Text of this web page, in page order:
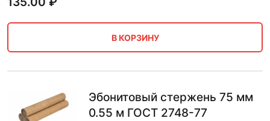
В КОРЗИНУ
Эбонитовый стержень 75 мм
0.55 м ГОСТ 2748-77